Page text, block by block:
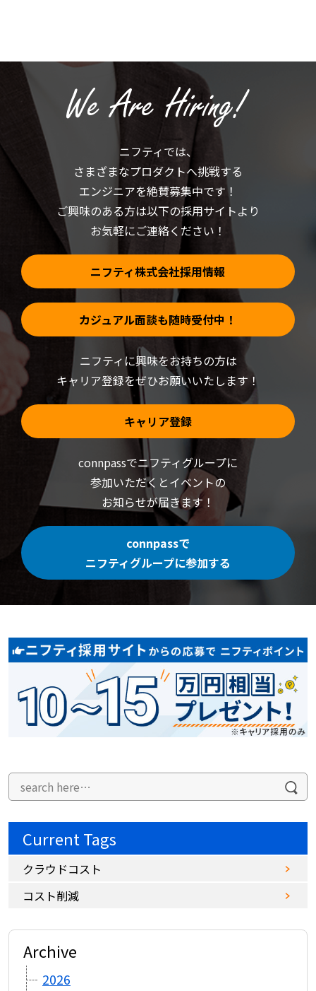
リ
し
い
ウ
ィ
開
き
す)
有
(新
い
ウ
ィ
ン
ま
す)
ニフティでは、
さまざまなプロダクトへ挑戦する
エンジニアを絶賛募集中です！
ご興味のある方は以下の採用サイトより
お気軽にご連絡ください！
ニフティ株式会社採用情報
カジュアル面談も随時受付中！
ニフティに興味をお持ちの方は
キャリア登録をぜひお願いいたします！
キャリア登録
connpassでニフティグループに
参加いただくとイベントの
お知らせが届きます！
connpassで
ニフティグループに参加する
Current Tags
クラウドコスト
コスト削減
Archive
2026